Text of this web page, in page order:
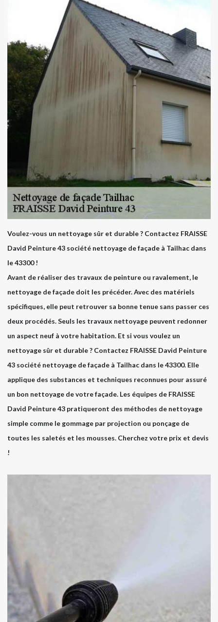
Voulez-vous un nettoyage sûr et durable ? Contactez FRAISSE
David Peinture 43 société nettoyage de façade à Tailhac dans
le 43300 !
Avant de réaliser des travaux de peinture ou ravalement, le
nettoyage de façade doit les précéder. Avec des matériels
spécifiques, elle peut retrouver sa bonne tenue sans passer ces
deux procédés. Seuls les travaux nettoyage peuvent redonner
un aspect neuf à votre habitation. Et si vous voulez un
nettoyage sûr et durable ? Contactez FRAISSE David Peinture
43 société nettoyage de façade à Tailhac dans le 43300. Elle
applique des substances et techniques reconnues pour assuré
un bon nettoyage de votre façade. Les équipes de FRAISSE
David Peinture 43 pratiqueront des méthodes de nettoyage
simple comme le gommage par projection ou ponçage de
toutes les saletés et les mousses. Cherchez votre prix et devis
!